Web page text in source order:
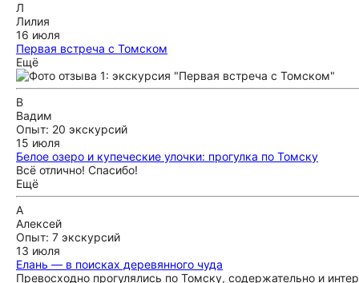
Л
Лилия
16 июля
Первая встреча с Томском
Большое спасибо Ольге за невероятно интересную
горит своим делом и делиться своими знаниями и опытом
встретиться с Ольгой.
Ещё
В
Вадим
Опыт: 20 экскурсий
15 июля
Белое озеро и купеческие улочки: прогулка по Томску
Всё отлично! Спасибо!
Ещё
А
Алексей
Опыт: 7 экскурсий
13 июля
Елань — в поисках деревянного чуда
Превосходно прогулялись по Томску, содержательно и